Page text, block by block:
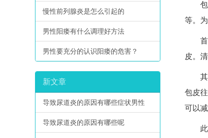
慢性前列腺炎是怎么引起的
男性阳痿有什么调理好方法
男性要充分的认识阳痿的危害？
新文章
导致尿道炎的原因有哪些症状男性
导致尿道炎的原因有哪些呢
包皮
等。
首先
皮。
其次
包皮
可以
此外